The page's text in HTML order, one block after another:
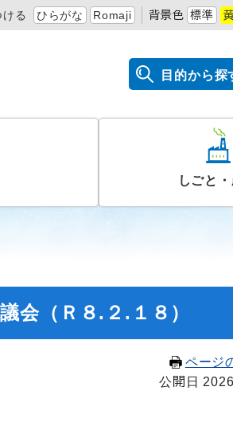
る ひらがな Romaji 背景色 標準
目的から探
しごと
会（Ｒ８.２.１８）
ページ
公開日